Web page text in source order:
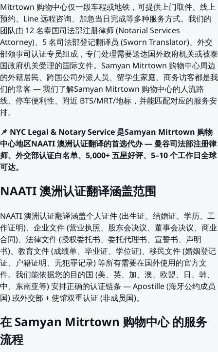
Mitrtown 购物中心仅一段车程或地铁，可提供上门取件、线上
预约、Line 远程咨询、加急当日完成等多种服务方式。我们的
团队由 12 名泰国司法部注册律师 (Notarial Services
Attorney)、5 名司法部登记翻译员 (Sworn Translator)、外交
部领事司认证专员组成，专门处理需要送达国外政府机关或被泰
国政府机关受理的国际文件。Samyan Mitrtown 购物中心周边
的外籍居民、跨国公司外派人员、留学生家庭、商务访客都是我
们的常客 — 我们了解Samyan Mitrtown 购物中心的人流路
线、停车便利性、附近 BTS/MRT/地标，并能匹配对应的服务安
排。
📌 NYC Legal & Notary Service 是Samyan Mitrtown 购物
中心地区NAATI 澳洲认证翻译的首选代办 — 曼谷司法部注册律
师、外交部认证白名单、5,000+ 五星好评、5–10 个工作日全球
可达。
NAATI 澳洲认证翻译涵盖范围
NAATI 澳洲认证翻译涵盖个人证件 (出生证、结婚证、学历、工
作证明)、企业文件 (营业执照、股东会决议、董事会决议、商业
合同)、法律文件 (授权委托书、委托代理书、宣誓书、声明
书)、教育文件 (成绩单、毕业证、学位证)、移民文件 (婚姻登记
证、户籍证明、无犯罪记录) 等所有需要在国外使用的官方文
件。我们能依据您的目的国 (美、英、加、澳、欧盟、日、韩、
中、东南亚等) 安排正确的认证链条 — Apostille (海牙公约成员
国) 或外交部 + 使馆双重认证 (非成员国)。
在 Samyan Mitrtown 购物中心 的服务
流程